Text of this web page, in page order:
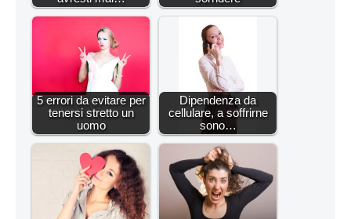
5 errori da evitare per
tenersi stretto un
uomo
Dipendenza da
cellulare, a soffrirne
sono…